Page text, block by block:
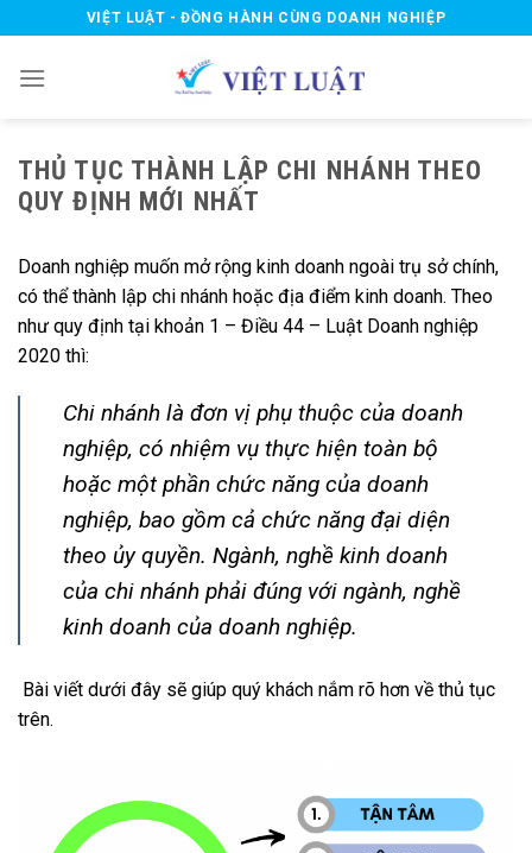
to
content
VIỆT LUẬT - ĐỒNG HÀNH CÙNG DOANH NGHIỆP
THỦ TỤC THÀNH LẬP CHI NHÁNH THEO
QUY ĐỊNH MỚI NHẤT
Doanh nghiệp muốn mở rộng kinh doanh ngoài trụ sở chính,
có thể thành lập chi nhánh hoặc địa điểm kinh doanh. Theo
như quy định tại khoản 1 – Điều 44 – Luật Doanh nghiệp
2020 thì:
Chi nhánh là đơn vị phụ thuộc của doanh
nghiệp, có nhiệm vụ thực hiện toàn bộ
hoặc một phần chức năng của doanh
nghiệp, bao gồm cả chức năng đại diện
theo ủy quyền. Ngành, nghề kinh doanh
của chi nhánh phải đúng với ngành, nghề
kinh doanh của doanh nghiệp.
Bài viết dưới đây sẽ giúp quý khách nắm rõ hơn về thủ tục
trên.